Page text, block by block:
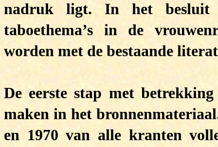
nadruk ligt. In het besluit
taboethema’s in de
worden met de bestaande
De eerste stap met
maken in het
en 1970 van alle kranten